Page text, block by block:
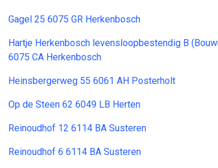
Gagel 25 6075 GR Herkenbosch
Hartje Herkenbosch levensloopbestendig B
6075 CA Herkenbosch
Heinsbergerweg 55 6061 AH Posterholt
Op de Steen 62 6049 LB Herten
Reinoudhof 12 6114 BA Susteren
Reinoudhof 6 6114 BA Susteren